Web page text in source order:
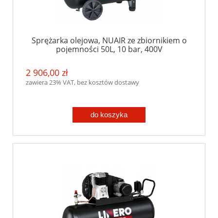
Sprężarka olejowa, NUAIR ze zbiornikiem o
pojemności 50L, 10 bar, 400V
2 906,00 zł
zawiera 23% VAT, bez kosztów dostawy
do koszyka